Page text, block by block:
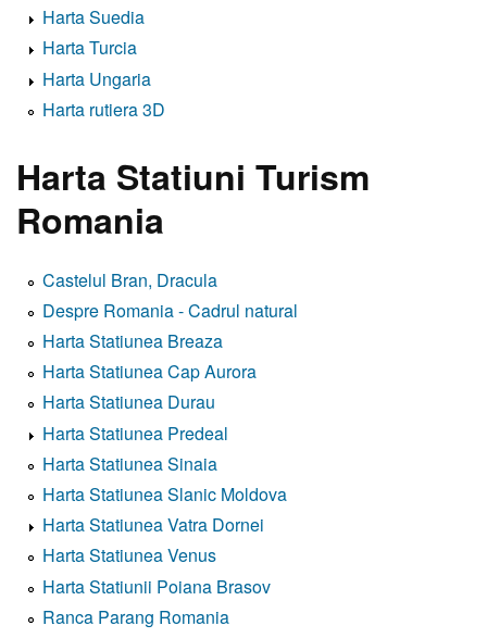
Harta Suedia
Harta Turcia
Harta Ungaria
Harta rutiera 3D
Harta Statiuni Turism
Romania
Castelul Bran, Dracula
Despre Romania - Cadrul natural
Harta Statiunea Breaza
Harta Statiunea Cap Aurora
Harta Statiunea Durau
Harta Statiunea Predeal
Harta Statiunea Sinaia
Harta Statiunea Slanic Moldova
Harta Statiunea Vatra Dornei
Harta Statiunea Venus
Harta Statiunii Poiana Brasov
Ranca Parang Romania